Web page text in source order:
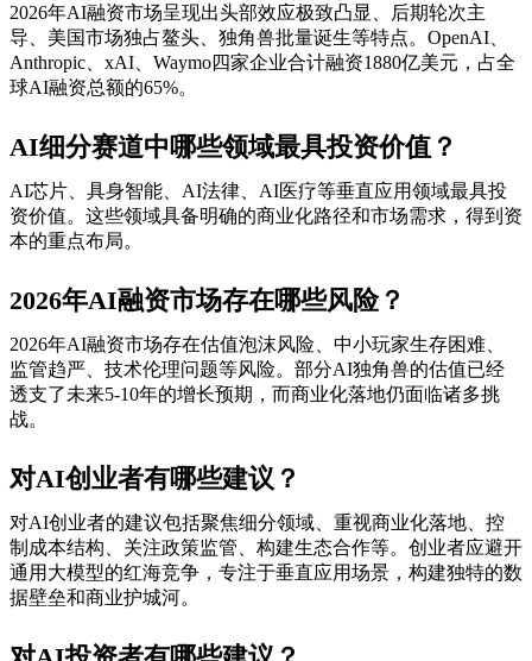
2026年AI融资市场呈现出头部效应极致凸显、后期轮次主
导、美国市场独占鳌头、独角兽批量诞生等特点。OpenAI、
Anthropic、xAI、Waymo四家企业合计融资1880亿美元，占全
球AI融资总额的65%。
AI细分赛道中哪些领域最具投资价值？
AI芯片、具身智能、AI法律、AI医疗等垂直应用领域最具投
资价值。这些领域具备明确的商业化路径和市场需求，得到资
本的重点布局。
2026年AI融资市场存在哪些风险？
2026年AI融资市场存在估值泡沫风险、中小玩家生存困难、
监管趋严、技术伦理问题等风险。部分AI独角兽的估值已经
透支了未来5-10年的增长预期，而商业化落地仍面临诸多挑
战。
对AI创业者有哪些建议？
对AI创业者的建议包括聚焦细分领域、重视商业化落地、控
制成本结构、关注政策监管、构建生态合作等。创业者应避开
通用大模型的红海竞争，专注于垂直应用场景，构建独特的数
据壁垒和商业护城河。